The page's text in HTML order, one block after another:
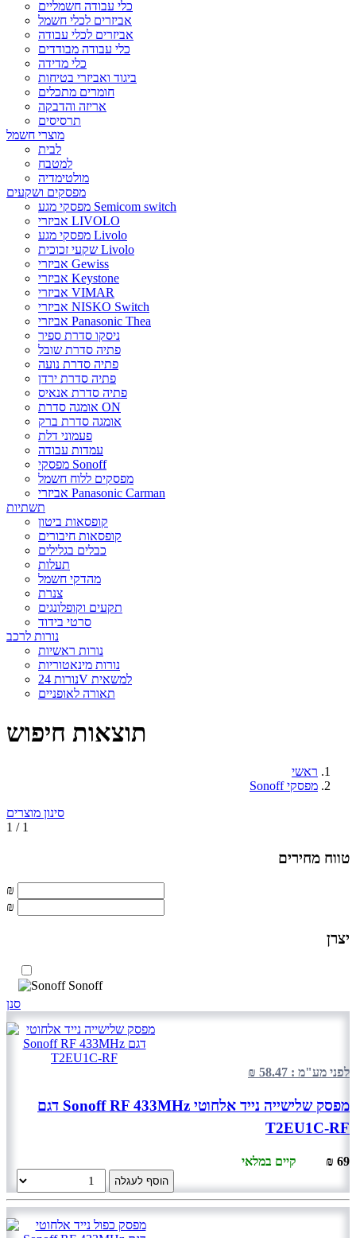
כלי עבודה חשמליים
אביזרים לכלי חשמל
אביזרים לכלי עבודה
כלי עבודה מבודדים
כלי מדידה
ביגוד ואביזרי בטיחות
חומרים מתכלים
אריזה והדבקה
תרסיסים
מוצרי חשמל
לבית
למטבח
מולטימדיה
מפסקים ושקעים
מפסקי מגע Semicom switch
אביזרי LIVOLO
מפסקי מגע Livolo
שקעי זכוכית Livolo
אביזרי Gewiss
אביזרי Keystone
אביזרי VIMAR
אביזרי NISKO Switch
אביזרי Panasonic Thea
ניסקו סדרת ספיר
פתיה סדרת שובל
פתיה סדרת נועה
פתיה סדרת ירדן
פתיה סדרת אנאיס
אומגה סדרת ON
אומגה סדרת ברק
פעמוני דלת
עמדות עבודה
מפסקי Sonoff
מפסקים ללוח חשמל
אביזרי Panasonic Carman
תשתיות
קופסאות ביטון
קופסאות חיבורים
כבלים בגלילים
תעלות
מהדקי חשמל
צנרת
תקעים וקופלונגים
סרטי בידוד
נורות לרכב
נורות ראשיות
נורות מינאטוריות
נורות 24V למשאית
תאורה לאופניים
תוצאות חיפוש
ראשי
מפסקי Sonoff
סינון מוצרים
1 / 1
טווח מחירים
₪
₪
יצרן
Sonoff
סנן
לפני מע"מ : 58.47 ₪
מפסק שלישייה נייד אלחוטי Sonoff RF 433MHz דגם
T2EU1C-RF
69 ₪ קיים במלאי
הוסף לעגלה